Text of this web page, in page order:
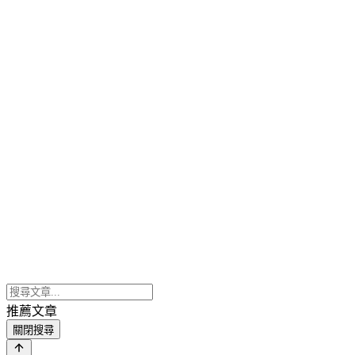
推薦文章
關閉搜尋